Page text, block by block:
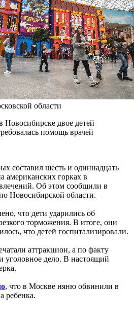
области
Новосибирске двое детей
помощь врачей
составил шесть и одиннадцать
американских горках в
Об этом сообщили в
Новосибирской области.
что дети ударились об
торможения. В итоге, они
что детей госпитализировали.
аттракцион, а по факту
уголовное дело. В настоящий
, что в Москве няню обвинили в
ребенка.